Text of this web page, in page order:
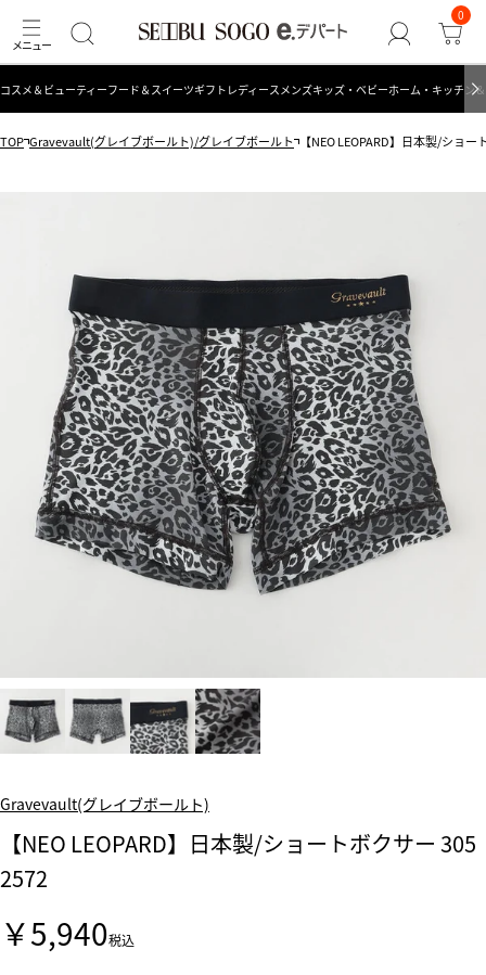
0
コスメ＆ビューティーフード＆スイーツギフト レディース メンズキッズ・ベビーホーム・キッチン
TOP Gravevault(グレイブボールト)/グレイブボールト 【NEO LEOPARD】日本製/ショ
Gravevault(グレイブボールト)
【NEO LEOPARD】日本製/ショートボクサー 305
2572
￥5,940税込